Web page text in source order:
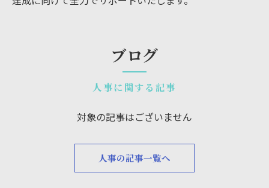
ブログ
人事に関する記事
対象の記事はございません
人事の記事一覧へ